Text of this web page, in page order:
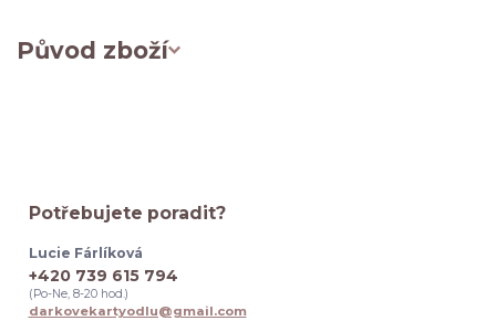
Původ zboží
Potřebujete poradit?
Lucie Fárlíková
+420 739 615 794
(Po-Ne, 8-20 hod.)
darkovekartyodlu@gmail.com